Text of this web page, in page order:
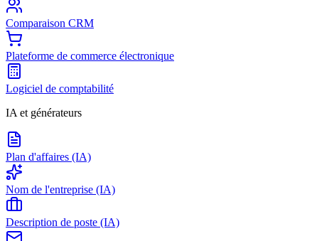
Comparaison CRM
Plateforme de commerce électronique
Logiciel de comptabilité
IA et générateurs
Plan d'affaires (IA)
Nom de l'entreprise (IA)
Description de poste (IA)